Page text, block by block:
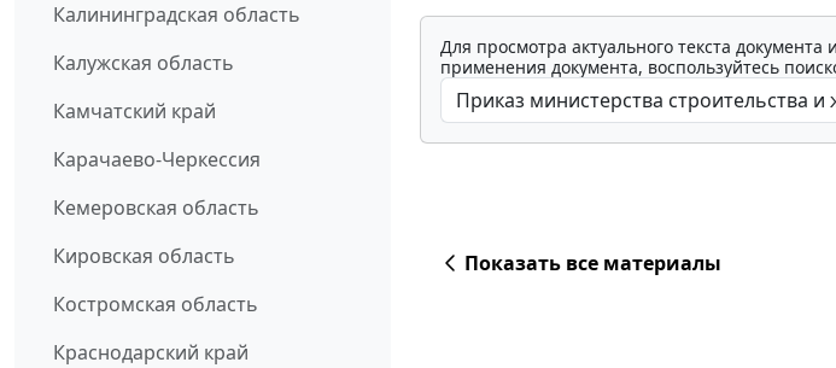
Калининградская область
Калужская область
Камчатский край
Карачаево-Черкессия
Кемеровская область
Кировская область
Костромская область
Краснодарский край
Для просмотра актуального текста
применения документа, воспользуйтесь
Показать все материалы